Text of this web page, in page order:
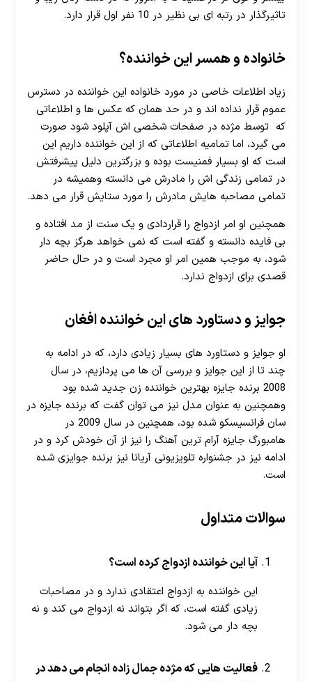
تاثیرگذار در رتبه ای بی نظیر در 10 نفر اول قرار دارد.
خانواده و همسر این خواننده؟
زیاد اطلاعات خاصی در مورد خانواده این خواننده در دسترس
عموم قرار نداده اند و در حد همان که عکس ها و اطلاعاتی
که توسط مژده در صفحات شخصی اش آپلود شود صورت
می گیرد، اما تمامیه اطلاعاتی که از این خواننده داریم این
است که او بسیار فمنیست بوده و بزرگترین دلیل پیشرفتش
در تمامی زندگی اش را مادرش می دانسته وهمیشه در
تمامی مصاحبه هایش مادرش را مورد ستایش قرار می دهد.
همچنین او امر ازدواج را قراردادی و یک سنت از مد افتاده و
بی فایده دانسته و گفته است که نمی خواهد هرگز بچه دار
شود، به موجب همین امر او مجرد است و در حال حاضر
قصدی برای ازدواج ندارد.
جوایز و دستاورد های این خواننده افغان
او جوایز و دستاورد های بسیار زیادی دارد، که در ادامه به
چند تا از این جوایز و بررسی آن ها می پردازیم، در سال
2008 برنده جایزه بهترین خواننده زن جدید شده بود
وهمچنین به عنوان مدل نیز می توان گفت که برنده جایزه در
سان فرانسیسکو شده بود، همچنین در سال 2009 در
هامبورگ جایزه آرام ترین آهنگ را نیز از آن خودش کرد و در
ادامه نیز در جشنواره تلویزیونی آریانا نیز برنده جوایزی شده
است.
سوالات متداول
آیا این خواننده ازدواج کرده است؟
این خواننده به ازدواج اعتقادی ندارد و در مصاحبات
زیادی گفته است، که اگر بتواند نه ازدواج می کند و نه
بچه دار می شود.
فعالیت هایی که مژده جمال زاده انجام می دهد در